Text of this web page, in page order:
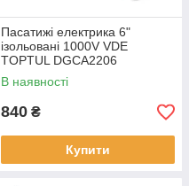
Пасатижі електрика 6"
ізольовані 1000V VDE
TOPTUL DGCA2206
В наявності
840 ₴
Купити